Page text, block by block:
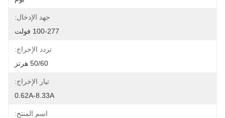
جهد الإدخال:
100-277 فولت
تردد الإخراج:
50/60 هرتز
تيار الإخراج:
0.62A-8.33A
اسم المنتج: